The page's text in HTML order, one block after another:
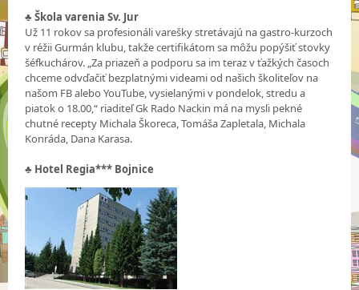
♣Škola varenia Sv. Jur
Už 11 rokov sa profesionáli varešky stretávajú na gastro-kurzoch
v réžii Gurmán klubu, takže certifikátom sa môžu popýšiť stovky
šéfkuchárov. „Za priazeň a podporu sa im teraz v ťažkých časoch
chceme odvďačiť bezplatnými videami od našich školiteľov na
našom FB alebo YouTube, vysielanými v pondelok, stredu a
piatok o 18.00,“ riaditeľ Gk Rado Nackin má na mysli pekné
chutné recepty Michala Škoreca, Tomáša Zapletala, Michala
Konráda, Dana Karasa.
♣ Hotel Regia*** Bojnice